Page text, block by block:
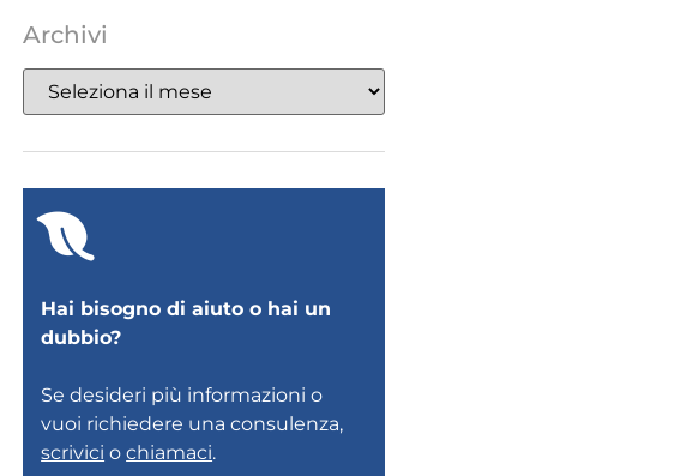
Archivi
Hai bisogno di aiuto o hai un
dubbio?
Se desideri più informazioni o
vuoi richiedere una consulenza,
scrivici ochiamaci.